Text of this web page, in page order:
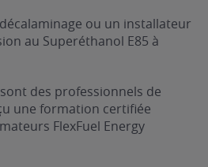
ou un installateur
au Superéthanol E85 à
des professionnels de
une formation certifiée
FlexFuel Energy